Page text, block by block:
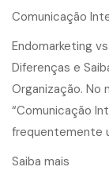
Comunicação
Endomarketing
Diferenças e
Organização. No
“Comunicação
frequentemente
Saiba mais